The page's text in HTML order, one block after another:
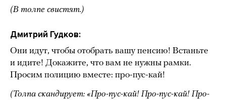
(В толпе свистят.)
Дмитрий Гудков:
Они идут, чтобы отобрать вашу пенсию! Встаньте
и идите! Докажите, что вам не нужны рамки.
Просим полицию вместе: про-пус-кай!
(Толпа скандирует: «Про-пус-кай! Про-пус-кай! Про-